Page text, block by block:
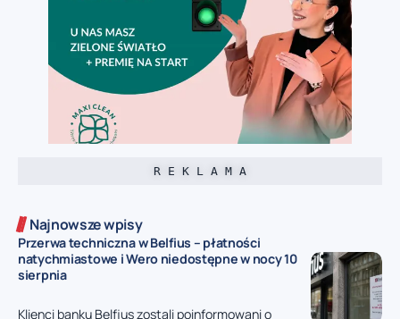
R E K L A M A
Najnowsze wpisy
Przerwa techniczna w Belfius – płatności
natychmiastowe i Wero niedostępne w nocy 10
sierpnia
Klienci banku Belfius zostali poinformowani o